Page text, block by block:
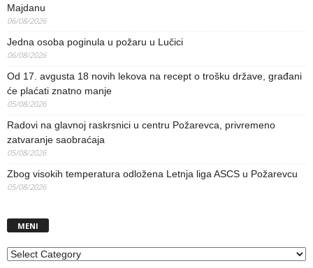
Majdanu
06/08/2026
Jedna osoba poginula u požaru u Lučici
06/08/2026
Od 17. avgusta 18 novih lekova na recept o trošku države, građani
će plaćati znatno manje
05/08/2026
Radovi na glavnoj raskrsnici u centru Požarevca, privremeno
zatvaranje saobraćaja
05/08/2026
Zbog visokih temperatura odložena Letnja liga ASCS u Požarevcu
05/08/2026
MENI
MENI